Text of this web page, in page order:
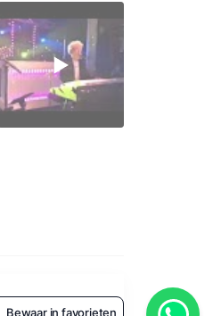
Bewaar in favorieten